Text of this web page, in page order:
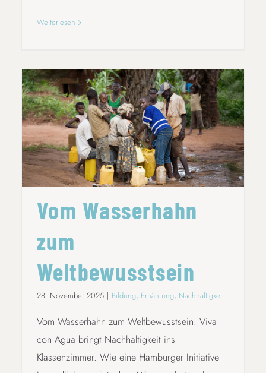
Weiterlesen
VOM WASSERHAHN ZUM
WELTBEWUSSTSEIN
Vom Wasserhahn
zum
Weltbewusstsein
28. November 2025 | Bildung, Ernährung, Nachhaltigkeit
Vom Wasserhahn zum Weltbewusstsein: Viva
con Agua bringt Nachhaltigkeit ins
Klassenzimmer. Wie eine Hamburger Initiative